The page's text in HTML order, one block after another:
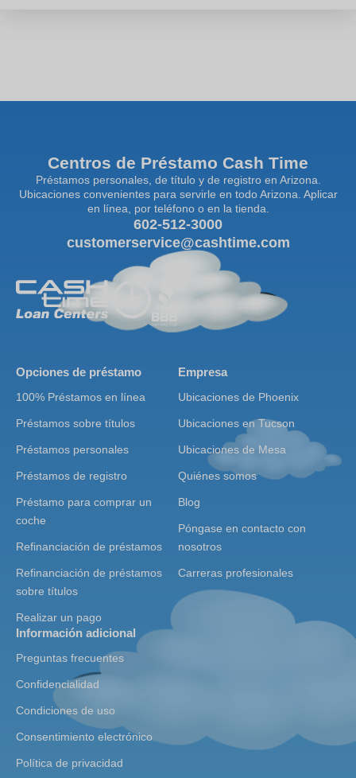
Centros de Préstamo Cash Time
Préstamos personales, de título y de registro en Arizona.
Ubicaciones convenientes para servirle en todo Arizona. Aplicar
en línea, por teléfono o en la tienda.
602-512-3000
customerservice@cashtime.com
Opciones de préstamo
100% Préstamos en línea
Préstamos sobre títulos
Préstamos personales
Préstamos de registro
Préstamo para comprar un
coche
Refinanciación de préstamos
Refinanciación de préstamos
sobre títulos
Realizar un pago
Empresa
Ubicaciones de Phoenix
Ubicaciones en Tucson
Ubicaciones de Mesa
Quiénes somos
Blog
Póngase en contacto con
nosotros
Carreras profesionales
Información adicional
Preguntas frecuentes
Confidencialidad
Condiciones de uso
Consentimiento electrónico
Política de privacidad